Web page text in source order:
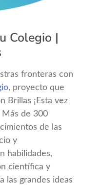
Colegio |
fronteras con
, proyecto que
Brillas ¡Esta vez
Más de 300
de las
y
habilidades,
científica y
las grandes ideas